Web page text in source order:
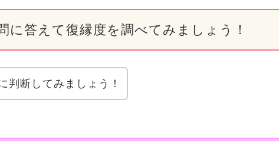
に答えて復縁度を調べてみましょう！
判断してみましょう！